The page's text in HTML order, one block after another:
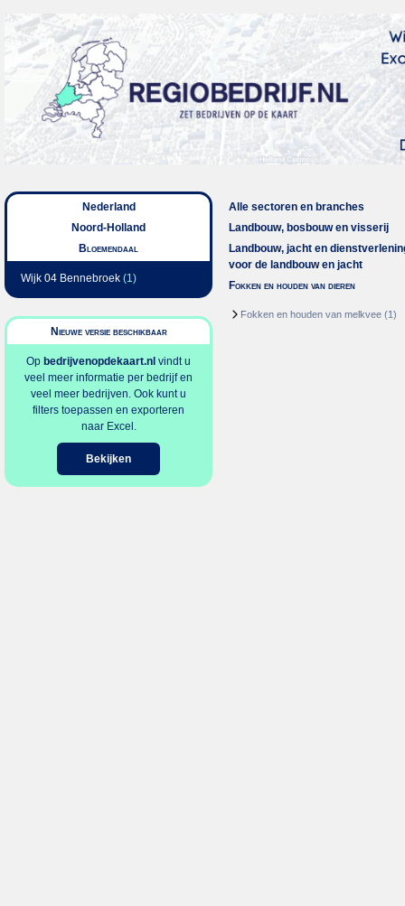
Nederland
Noord-Holland
Bloemendaal
Wijk 04 Bennebroek (1)
Nieuwe versie beschikbaar
Op bedrijvenopdekaart.nl vindt u
veel meer informatie per bedrijf en
veel meer bedrijven. Ook kunt u
filters toepassen en exporteren
naar Excel.
Bekijken
Alle sectoren en branches
Landbouw, bosbouw en visserij
Landbouw, jacht en
voor de landbouw en jacht
Fokken en houden van dieren
Fokken en houden van melkvee (1)